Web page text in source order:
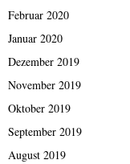
Februar 2020
Januar 2020
Dezember 2019
November 2019
Oktober 2019
September 2019
August 2019